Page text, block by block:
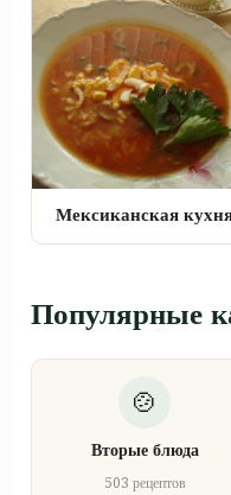
Мексиканская
Популярные
Вторые блюда
503 рецептов